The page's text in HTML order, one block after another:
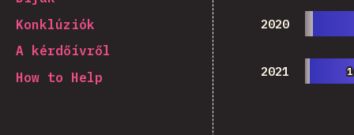
Konklúziók
A kérdőívről
How to Help
2020
2021